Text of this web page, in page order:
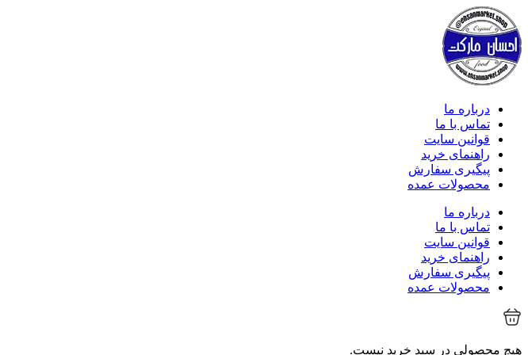
درباره ما
تماس با ما
قوانین سایت
راهنمای خرید
پیگیری سفارش
محصولات عمده
درباره ما
تماس با ما
قوانین سایت
راهنمای خرید
پیگیری سفارش
محصولات عمده
هیچ محصولی در سبد خرید نیست.